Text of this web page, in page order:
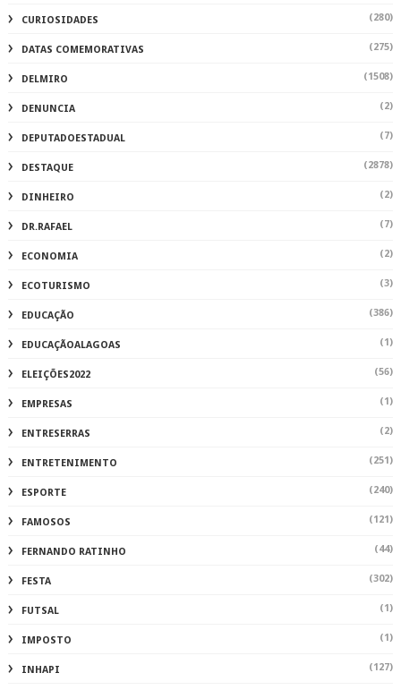
CURIOSIDADES (280)
DATAS COMEMORATIVAS (275)
DELMIRO (1508)
DENUNCIA (2)
DEPUTADOESTADUAL (7)
DESTAQUE (2878)
DINHEIRO (2)
DR.RAFAEL (7)
ECONOMIA (2)
ECOTURISMO (3)
EDUCAÇÃO (386)
EDUCAÇÃOALAGOAS (1)
ELEIÇÕES2022 (56)
EMPRESAS (1)
ENTRESERRAS (2)
ENTRETENIMENTO (251)
ESPORTE (240)
FAMOSOS (121)
FERNANDO RATINHO (44)
FESTA (302)
FUTSAL (1)
IMPOSTO (1)
INHAPI (127)